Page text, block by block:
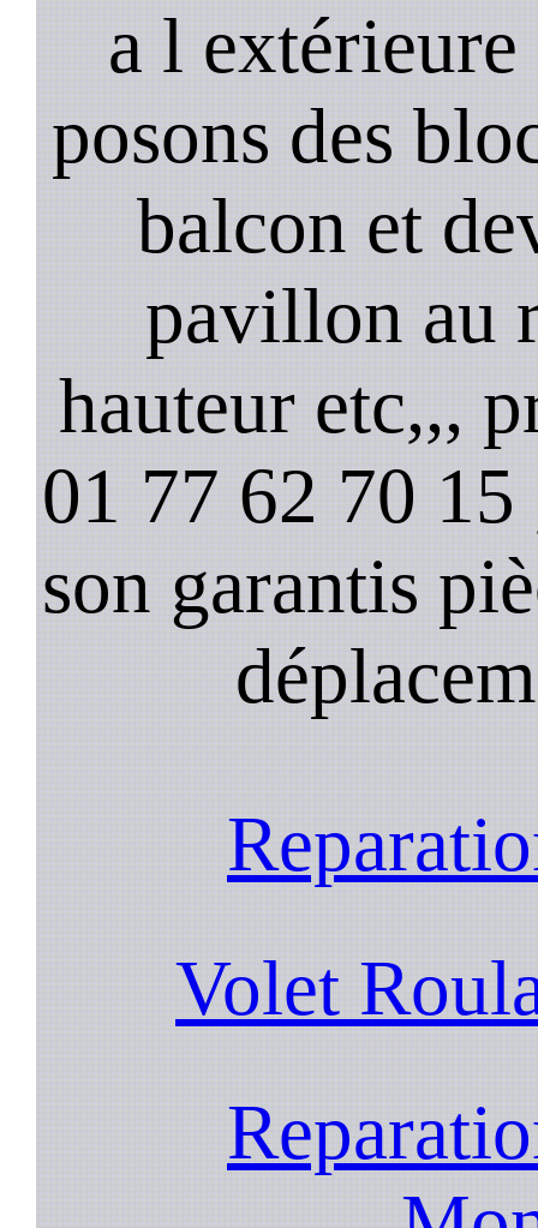
a l
posons des
balcon et
pavillon au
hauteur etc,,,
01 77 62 70
son garantis
Volet